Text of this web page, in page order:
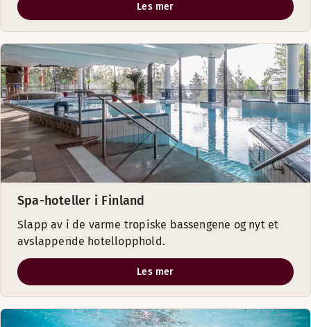
Les mer
Spa-hoteller i Finland
Slapp av i de varme tropiske bassengene og nyt et
avslappende hotellopphold.
Les mer